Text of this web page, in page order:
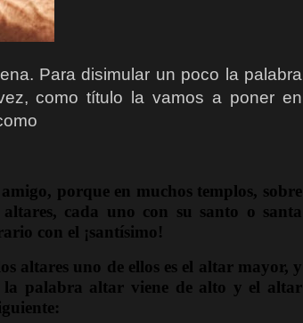
Para disimular un poco la palabra
como título la vamos a poner en
porque en muchos templos, sobre
cada uno con su santo o santa
con el ¡santísimo!
altares uno de ellos es el altar mayor, y
la palabra altar viene de alto y el altar